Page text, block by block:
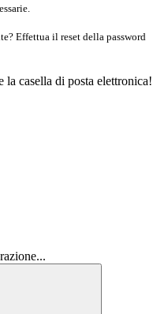
Effettua il reset della password
casella di posta elettronica!